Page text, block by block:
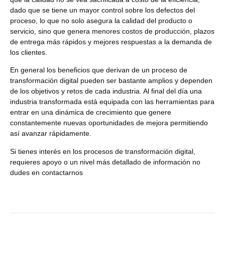
dado que se tiene un mayor control sobre los defectos del
proceso, lo que no solo asegura la calidad del producto o
servicio, sino que genera menores costos de producción, plazos
de entrega más rápidos y mejores respuestas a la demanda de
los clientes.
En general los beneficios que derivan de un proceso de
transformación digital pueden ser bastante amplios y dependen
de los objetivos y retos de cada industria. Al final del día una
industria transformada está equipada con las herramientas para
entrar en una dinámica de crecimiento que genere
constantemente nuevas oportunidades de mejora permitiendo
así avanzar rápidamente.
Si tienes interés en los procesos de transformación digital,
requieres apoyo o un nivel más detallado de información no
dudes en contactarnos